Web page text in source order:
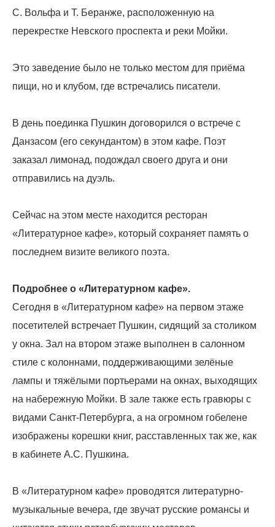
С. Вольфа и Т. Беранже, расположенную на
перекрестке Невского проспекта и реки Мойки.
Это заведение было не только местом для приёма
пищи, но и клубом, где встречались писатели.
В день поединка Пушкин договорился о встрече с
Данзасом (его секундантом) в этом кафе. Поэт
заказал лимонад, подождал своего друга и они
отправились на дуэль.
Сейчас на этом месте находится ресторан
«Литературное кафе», который сохраняет память о
последнем визите великого поэта.
Подробнее о «Литературном кафе».
Сегодня в «Литературном кафе» на первом этаже
посетителей встречает Пушкин, сидящий за столиком
у окна. Зал на втором этаже выполнен в салонном
стиле с колоннами, поддерживающими зелёные
лампы и тяжёлыми портьерами на окнах, выходящих
на набережную Мойки. В зале также есть гравюры с
видами Санкт-Петербурга, а на огромном гобелене
изображены корешки книг, расставленных так же, как
в кабинете А.С. Пушкина.
В «Литературном кафе» проводятся литературно-
музыкальные вечера, где звучат русские романсы и